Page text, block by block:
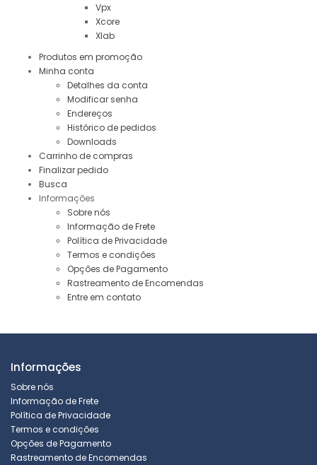
Vpx
Xcore
Xlab
Produtos em promoção
Minha conta
Detalhes da conta
Modificar senha
Endereços
Histórico de pedidos
Downloads
Carrinho de compras
Finalizar pedido
Busca
Informações
Sobre nós
Informação de Frete
Política de Privacidade
Termos e condições
Opções de Pagamento
Rastreamento de Encomendas
Entre em contato
Informações
Sobre nós
Informação de Frete
Política de Privacidade
Termos e condições
Opções de Pagamento
Rastreamento de Encomendas